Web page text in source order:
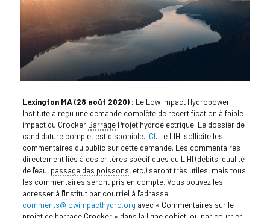
Lexington MA (28 août 2020) : Le Low Impact Hydropower
Institute a reçu une demande complète de recertification à faible
impact du Crocker BarrageProjet hydroélectrique. Le dossier de
candidature complet est disponible. ICI. Le LIHI sollicite les
commentaires du public sur cette demande. Les commentaires
directement liés à des critères spécifiques du LIHI (débits, qualité
de l'eau, passage des poissons, etc.) seront très utiles, mais tous
les commentaires seront pris en compte. Vous pouvez les
adresser à l'Institut par courriel à l'adresse
comments@lowimpacthydro.org avec « Commentaires sur le